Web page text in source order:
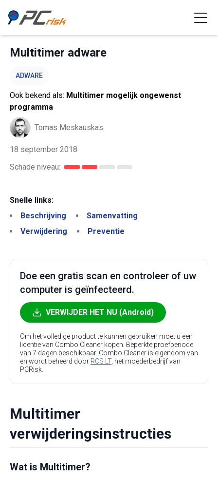
Multitimer adware
ADWARE
Ook bekend als: Multitimer mogelijk ongewenst
programma
Tomas Meskauskas
18 september 2018
Schade niveau:
Snelle links:
Beschrijving
Samenvatting
Verwijdering
Preventie
Doe een gratis scan en controleer of uw
computer is geïnfecteerd.
VERWIJDER HET NU (Android)
Om het volledige product te kunnen gebruiken moet u een
licentie van Combo Cleaner kopen. Beperkte proefperiode
van 7 dagen beschikbaar. Combo Cleaner is eigendom van
en wordt beheerd door RCS LT, het moederbedrijf van
PCRisk.
Multitimer
verwijderingsinstructies
Wat is Multitimer?